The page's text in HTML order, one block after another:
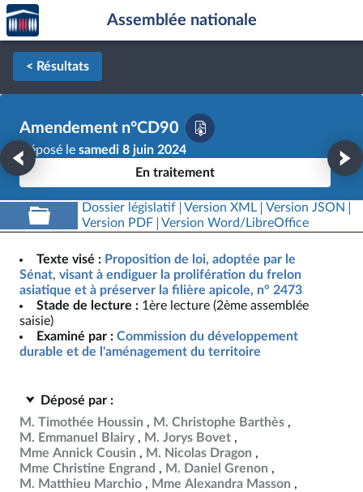
Aller au contenu
Aller en bas de la page
Accèder
à la
page
d'accueil
Assemblée nationale
< Résultats
Amendement n°CD90
Déposé le samedi 8 juin 2024
En traitement
Dossier législatif Version XML
Version JSON
Version PDF
Version Word/LibreOffice
Texte visé : Proposition de loi, adoptée par le
Sénat, visant à endiguer la prolifération du frelon
asiatique et à préserver la filière apicole, n° 2473
Stade de lecture : 1ère lecture (2ème assemblée
saisie)
Examiné par : Commission du développement
durable et de l'aménagement du territoire
Déposé par :
M. Timothée Houssin
M. Christophe Barthès
M. Emmanuel Blairy
M. Jorys Bovet
Mme Annick Cousin
M. Nicolas Dragon
Mme Christine Engrand
M. Daniel Grenon
M. Matthieu Marchio
Mme Alexandra Masson